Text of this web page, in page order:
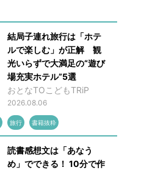
結局子連れ旅行は「ホテ
ルで楽しむ」が正解 観
光いらずで大満足の“遊び
場充実ホテル”5選
おとなTOこどもTRiP
2026.08.06
旅行 書籍抜粋
読書感想文は「あなう
め」でできる！ 10分で作